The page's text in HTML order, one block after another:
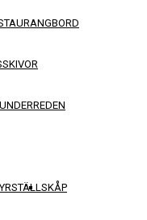
SKÅP